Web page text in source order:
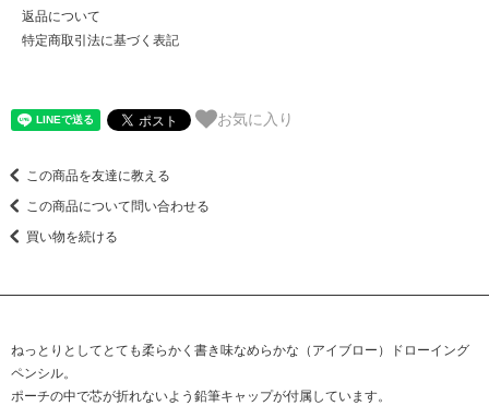
返品について
特定商取引法に基づく表記
お気に入り
この商品を友達に教える
この商品について問い合わせる
買い物を続ける
ねっとりとしてとても柔らかく書き味なめらかな（アイブロー）ドローイング
ペンシル。
ポーチの中で芯が折れないよう鉛筆キャップが付属しています。